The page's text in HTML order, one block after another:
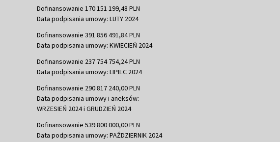
Dofinansowanie 170 151 199,48 PLN
Data podpisania umowy: LUTY 2024
Dofinansowanie 391 856 491,84 PLN
Data podpisania umowy: KWIECIEŃ 2024
Dofinansowanie 237 754 754,24 PLN
Data podpisania umowy: LIPIEC 2024
Dofinansowanie 290 817 240,00 PLN
Data podpisania umowy i aneksów:
WRZESIEŃ 2024 i GRUDZIEŃ 2024
Dofinansowanie 539 800 000,00 PLN
Data podpisania umowy: PAŹDZIERNIK 2024